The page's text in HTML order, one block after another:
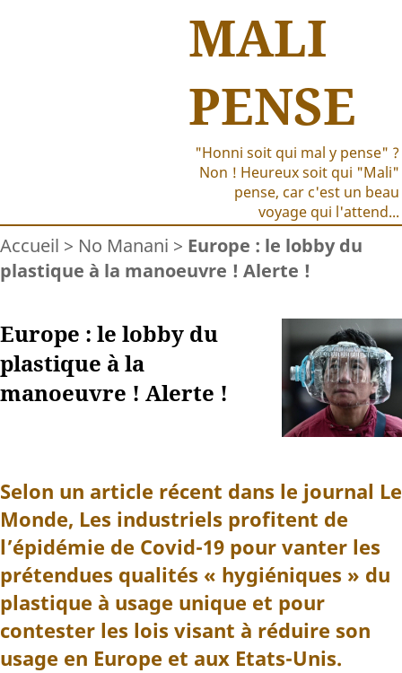
MALI
PENSE
"Honni soit qui mal y pense" ?
Non ! Heureux soit qui "Mali"
pense, car c'est un beau
voyage qui l'attend...
Accueil > No Manani > Europe : le lobby du
plastique à la manoeuvre ! Alerte !
Europe : le lobby du
plastique à la
manoeuvre ! Alerte !
Selon un article récent dans le journal Le
Monde, Les industriels profitent de
l’épidémie de Covid-19 pour vanter les
prétendues qualités « hygiéniques » du
plastique à usage unique et pour
contester les lois visant à réduire son
usage en Europe et aux Etats-Unis.